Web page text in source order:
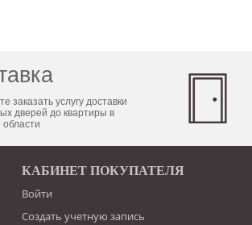
заказать услугу доставки
дверей до квартиры в
области
КАБИНЕТ ПОКУПАТЕЛЯ
Войти
Создать учетную запись